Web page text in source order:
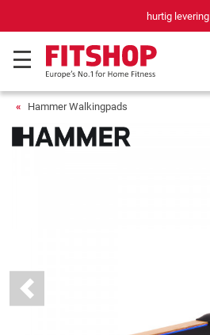
hurtig levering
Hammer Walkingpads
Previous